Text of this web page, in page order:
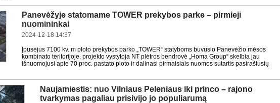
Panevėžyje statomame TOWER prekybos parke – pirmieji
nuomininkai
2024-12-18 14:37
Įpusėjus 7100 kv. m ploto prekybos parko „TOWER“ statyboms buvusio Panevėžio mėsos
kombinato teritorijoje, projekto vystytoja NT plėtros bendrovė „Homa Group“ skelbia jau
išnuomojusi apie 70 proc. pastato ploto ir dalinasi pirmaisiais nuomos sutartis pasirašiusių
Naujamiestis: nuo Vilniaus Peleniaus iki princo – rajono
tvarkymas pagaliau prisivijo jo populiarumą